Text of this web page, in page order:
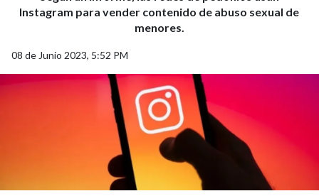
Instagram para vender contenido de abuso sexual de
menores.
08 de Junio 2023, 5:52 PM